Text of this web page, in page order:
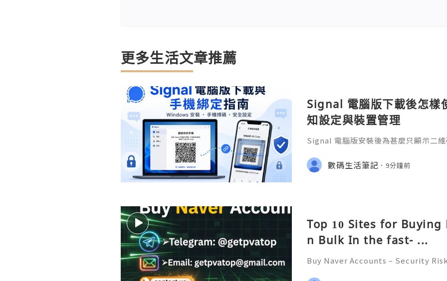
更多生活文章推薦
Signal 電腦版下載後怎樣
知設定與裝置管理
Signal 電腦版安裝後為甚麼只顯示二
麥克風、攝像頭、聊天記錄和已連結裝
無法掃描、收不到通知
數碼生活筆記 9分鐘前
Top 10 Sites for
n Bulk In the fast- ...
Buy Naver Accounts – Security